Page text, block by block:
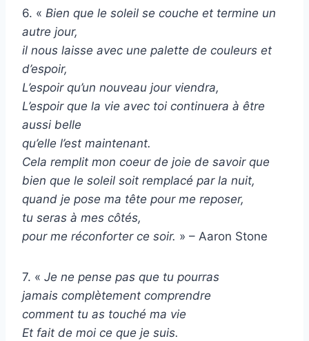
6. « Bien que le soleil se couche et termine un
autre jour,
il nous laisse avec une palette de couleurs et
d’espoir,
L’espoir qu’un nouveau jour viendra,
L’espoir que la vie avec toi continuera à être
aussi belle
qu’elle l’est maintenant.
Cela remplit mon coeur de joie de savoir que
bien que le soleil soit remplacé par la nuit,
quand je pose ma tête pour me reposer,
tu seras à mes côtés,
pour me réconforter ce soir. » – Aaron Stone
7. « Je ne pense pas que tu pourras
jamais complètement comprendre
comment tu as touché ma vie
Et fait de moi ce que je suis.